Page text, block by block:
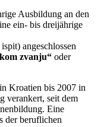
Ausbildung an den
ein- bis dreijährige
angeschlossen
zvanju“ oder
Kroatien bis 2007 in
verankert, seit dem
Eine
der beruflichen